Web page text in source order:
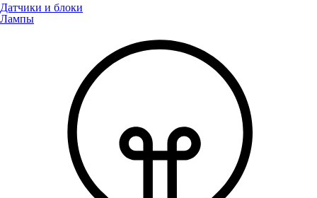
Датчики и блоки
Лампы